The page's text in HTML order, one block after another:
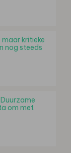
kritieke
nog steeds
om met